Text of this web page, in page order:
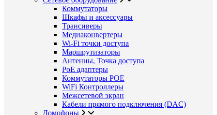
Коммутаторы
Шкафы и аксессуары
Трансиверы
Медиаконвертеры
Wi-Fi точки доступа
Маршрутизаторы
Антенны, Точка доступа
PoE адаптеры
Коммутаторы POE
WiFi Контроллеры
Межсетевой экран
Кабели прямого подключения (DAC)
Домофоны